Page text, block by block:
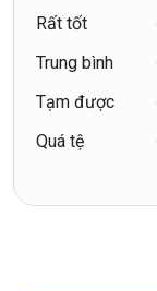
Rất tốt
Trung bình
Tạm được
Quá tệ